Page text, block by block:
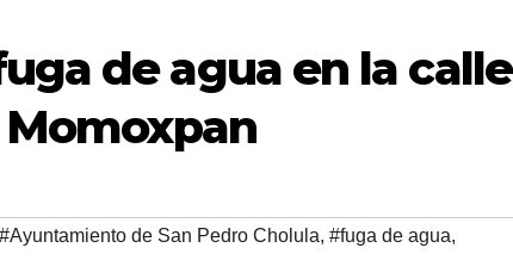
de agua en la calle
#Ayuntamiento de San Pedro Cholula, #fuga de agua,